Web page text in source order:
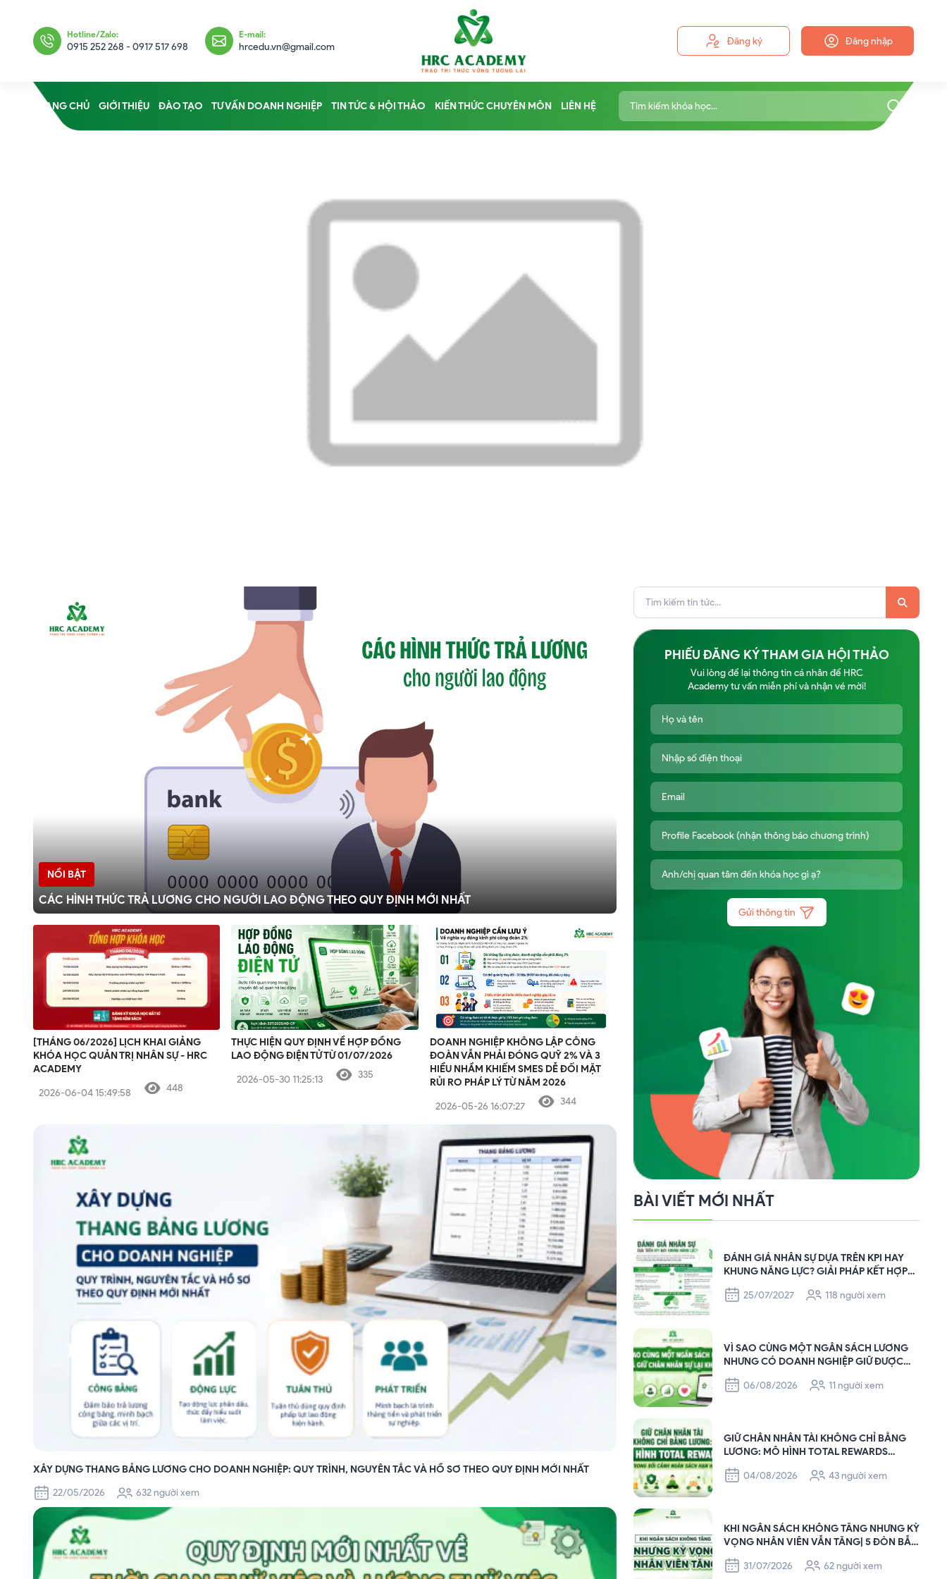
Hotline/Zalo:
0915 252 268 - 0917 517 698
E-mail:
hrcedu.vn@gmail.com Đăng ký Đăng nhập
TRANG CHỦ GIỚI THIỆU ĐÀO TẠO TƯ VẤN DOANH NGHIỆP TIN TỨC & HỘI THẢO KIẾN THỨC CHUYÊN MÔN LIÊN HỆ
NỔI BẬT
CÁC HÌNH THỨC TRẢ LƯƠNG CHO NGƯỜI LAO ĐỘNG THEO QUY ĐỊNH MỚI NHẤT
[THÁNG 06/2026] LỊCH KHAI GIẢNG
KHÓA HỌC QUẢN TRỊ NHÂN SỰ - HRC
ACADEMY
2026-06-04 15:49:58 448
THỰC HIỆN QUY ĐỊNH VỀ HỢP ĐỒNG
LAO ĐỘNG ĐIỆN TỬ TỪ 01/07/2026
2026-05-30 11:25:13 335
DOANH NGHIỆP KHÔNG LẬP CÔNG
ĐOÀN VẪN PHẢI ĐÓNG QUỸ 2% VÀ 3
HIỂU NHẦM KHIẾM SMES DỄ ĐỐI MẶT
RỦI RO PHÁP LÝ TỪ NĂM 2026
2026-05-26 16:07:27 344
XÂY DỰNG THANG BẢNG LƯƠNG CHO DOANH NGHIỆP: QUY TRÌNH, NGUYÊN TẮC VÀ HỒ SƠ THEO QUY ĐỊNH MỚI NHẤT
22/05/2026
632 người xem
PHIẾU ĐĂNG KÝ THAM GIA HỘI THẢO
Vui lòng để lại thông tin cá nhân để HRC
Academy tư vấn miễn phí và nhận vé mời!
Gửi thông tin
BÀI VIẾT MỚI NHẤT
ĐÁNH GIÁ NHÂN SỰ DỰA TRÊN KPI HAY
KHUNG NĂNG LỰC? GIẢI PHÁP KẾT HỢP
GIÚP DOANH NGHIỆP QUẢN TRỊ NHÂN SỰ
HIỆU QUẢ
25/07/2027 118 người xem
VÌ SAO CÙNG MỘT NGÂN SÁCH LƯƠNG
NHƯNG CÓ DOANH NGHIỆP GIỮ ĐƯỢC
NGƯỜI GIỎI, CÓ DOANH NGHIỆP THÌ
KHÔNG?
06/08/2026 11 người xem
GIỮ CHÂN NHÂN TÀI KHÔNG CHỈ BẰNG
LƯƠNG: MÔ HÌNH TOTAL REWARDS
TRONG BỐI CẢNH NGÂN SÁCH HẠN HẸP
04/08/2026
43 người xem
KHI NGÂN SÁCH KHÔNG TĂNG NHƯNG KỲ
VỌNG NHÂN VIÊN VẪN TĂNG| 5 ĐÒN BẪY
PHI TÀI CHÍNH GIÚP HR GIỮ CHÂN NHÂN
SỰ HIỆU QUẢ
31/07/2026 62 người xem